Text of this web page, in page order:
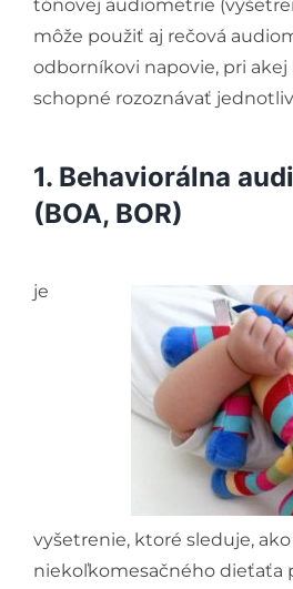
tónovej audiometrie
môže použiť aj rečová
odborníkovi napovie, pri
schopné rozoznávať
1. Behaviorálna
(BOA, BOR)
je
vyšetrenie, ktoré sleduje,
niekoľkomesačného dieťaťa